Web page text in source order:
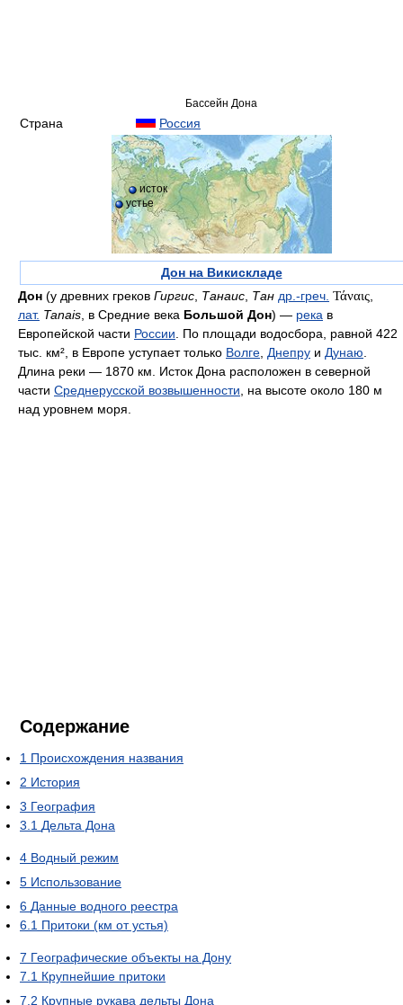
Бассейн Дона
Страна Россия
исток
устье
Дон на Викискладе
Дон (у древних греков Гиргис Танаис Тан др.-греч. Τάναις
лат. Tanais , в Средние века Большой Дон) — река в
Европейской части России . По площади водосбора, равной 422
тыс. км², в Европе уступает только Волге Днепру и Дунаю
Длина реки — 1870 км. Исток Дона расположен в северной
части Среднерусской возвышенности , на высоте около 180 м
над уровнем моря.
Содержание
1 Происхождения названия
2 История
3 География
3.1 Дельта Дона
4 Водный режим
5 Использование
6 Данные водного реестра
6.1 Притоки (км от устья)
7 Географические объекты на Дону
7.1 Крупнейшие притоки
7.2 Крупные рукава дельты Дона